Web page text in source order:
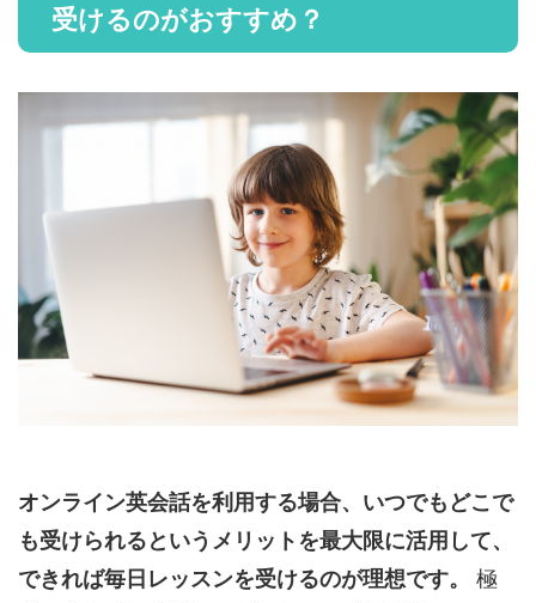
受けるのがおすすめ？
オンライン英会話を利用する場合、いつでもどこで
も受けられるというメリットを最大限に活用して、
できれば毎日レッスンを受けるのが理想です。
極